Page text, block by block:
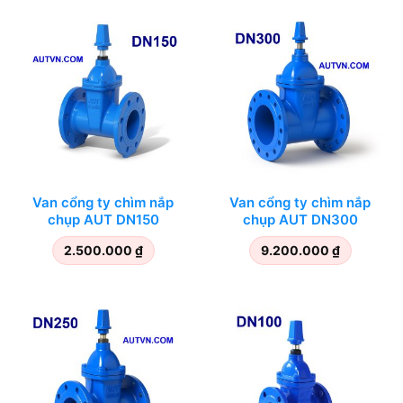
Van cổng ty chìm nắp
chụp AUT DN150
2.500.000 ₫
Van cổng ty chìm nắp
chụp AUT DN300
9.200.000 ₫